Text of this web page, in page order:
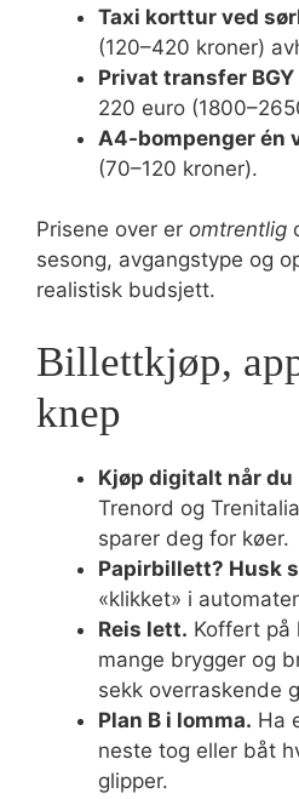
Taxi korttur ved
(120–420 kroner)
Privat transfer
220 euro
A4-bompenger én
(70–120 kroner).
Prisene over er omtrentlig
sesong, avgangstype og
realistisk budsjett.
Billettkjøp,
knep
Kjøp digitalt når du
Trenord og
sparer deg for køer.
Papirbillett? Husk
«klikket» i
Reis lett. Koffert på
mange brygger og
sekk overraskende
Plan B i lomma. Ha
neste tog eller båt
glipper.